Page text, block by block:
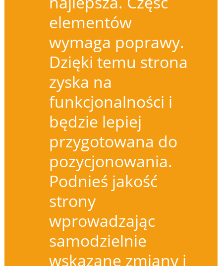
elementów
wymaga poprawy.
Dzięki temu strona
zyska na
funkcjonalności i
będzie lepiej
przygotowana do
pozycjonowania.
Podnieś jakość
strony
wprowadzając
samodzielnie
wskazane zmiany i